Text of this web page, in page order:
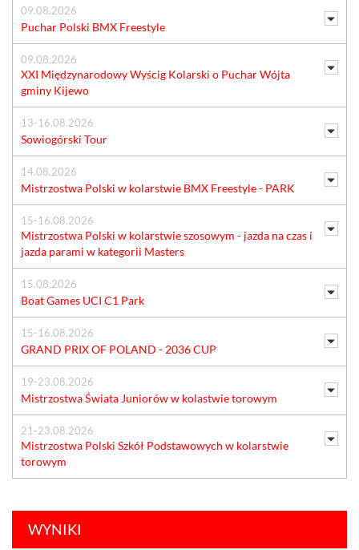
09.08.2026
Puchar Polski BMX Freestyle
09.08.2026
XXI Międzynarodowy Wyścig Kolarski o Puchar Wójta
gminy Kijewo
13-16.08.2026
Sowiogórski Tour
14.08.2026
Mistrzostwa Polski w kolarstwie BMX Freestyle - PARK
15-16.08.2026
Mistrzostwa Polski w kolarstwie szosowym - jazda na czas i
jazda parami w kategorii Masters
15.08.2026
Boat Games UCI C1 Park
15-16.08.2026
GRAND PRIX OF POLAND - 2036 CUP
19-23.08.2026
Mistrzostwa Świata Juniorów w kolastwie torowym
21-23.08.2026
Mistrzostwa Polski Szkół Podstawowych w kolarstwie
torowym
WYNIKI